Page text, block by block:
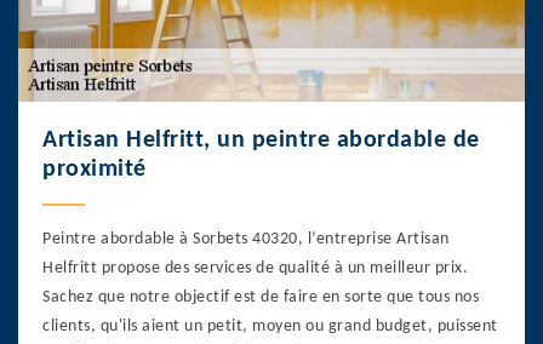
Artisan Helfritt, un peintre abordable de
proximité
Peintre abordable à Sorbets 40320, l’entreprise Artisan
Helfritt propose des services de qualité à un meilleur prix.
Sachez que notre objectif est de faire en sorte que tous nos
clients, qu'ils aient un petit, moyen ou grand budget, puissent